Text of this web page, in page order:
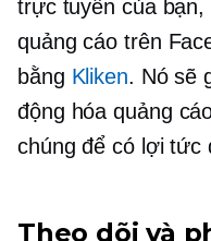
trực tuyến của
quảng cáo trên
bằng Kliken. Nó sẽ
động hóa quảng
chúng để có lợi tức
Theo dõi và